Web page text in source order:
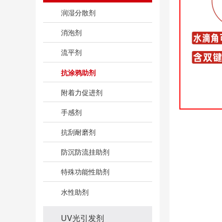
润湿分散剂
消泡剂
流平剂
抗涂鸦助剂
附着力促进剂
手感剂
抗刮耐磨剂
防沉防流挂助剂
特殊功能性助剂
水性助剂
UV光引发剂